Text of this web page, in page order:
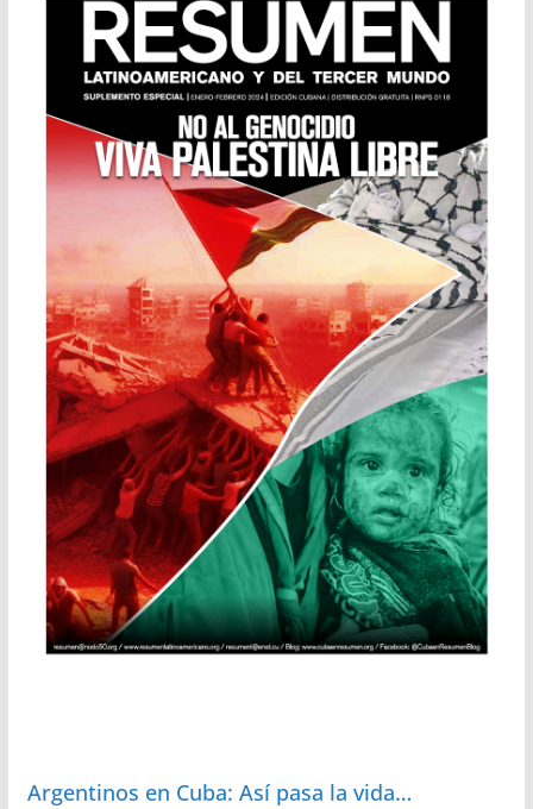
Argentinos en Cuba: Así pasa la vida…